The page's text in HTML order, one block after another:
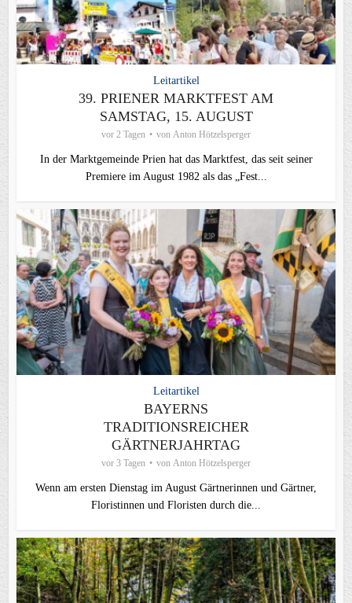
Leitartikel
39. PRIENER MARKTFEST AM
SAMSTAG, 15. AUGUST
vor 2 Tagen von Anton Hötzelsperger
In der Marktgemeinde Prien hat das Marktfest, das seit seiner
Premiere im August 1982 als das „Fest...
Leitartikel
BAYERNS
TRADITIONSREICHER
GÄRTNERJAHRTAG
vor 3 Tagen von Anton Hötzelsperger
Wenn am ersten Dienstag im August Gärtnerinnen und Gärtner,
Floristinnen und Floristen durch die...